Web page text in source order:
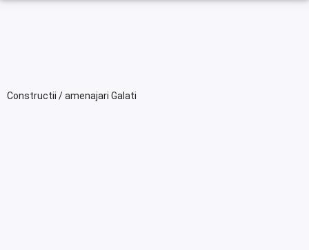
Constructii / amenajari Galati